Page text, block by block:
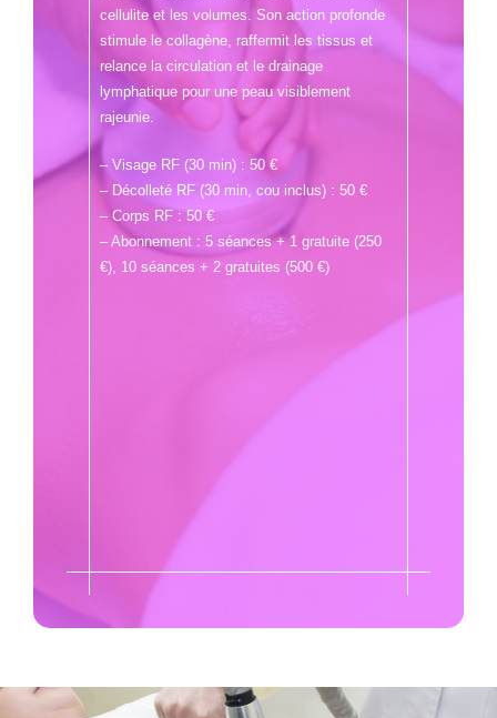
cellulite et les volumes. Son action profonde
stimule le collagène, raffermit les tissus et
relance la circulation et le drainage
lymphatique pour une peau visiblement
rajeunie.
– Visage RF (30 min) : 50 €
– Décolleté RF (30 min, cou inclus) : 50 €
– Corps RF : 50 €
– Abonnement : 5 séances + 1 gratuite (250
€), 10 séances + 2 gratuites (500 €)